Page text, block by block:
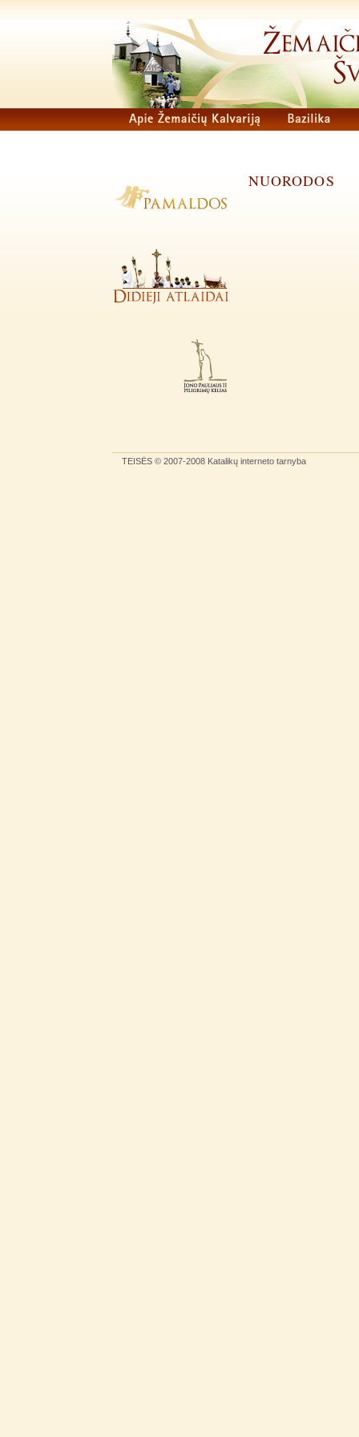
NUORODOS
TEISĖS © 2007-2008 Katalikų interneto tarnyba